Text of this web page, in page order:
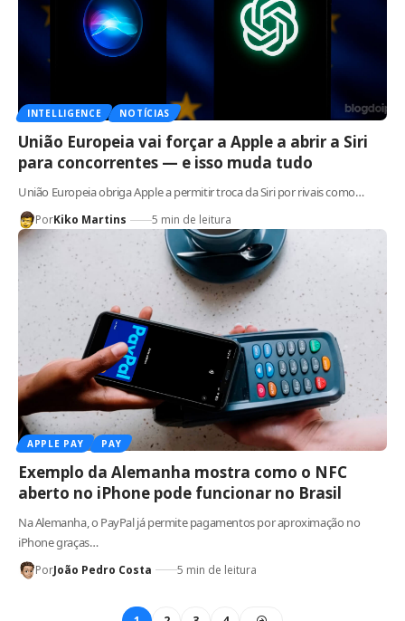
INTELLIGENCE NOTÍCIAS
União Europeia vai forçar a Apple a abrir a Siri
para concorrentes — e isso muda tudo
União Europeia obriga Apple a permitir troca da Siri por rivais como…
PorKiko Martins 5 min de leitura
APPLE PAY PAY
Exemplo da Alemanha mostra como o NFC
aberto no iPhone pode funcionar no Brasil
Na Alemanha, o PayPal já permite pagamentos por aproximação no
iPhone graças…
PorJoão Pedro Costa 5 min de leitura